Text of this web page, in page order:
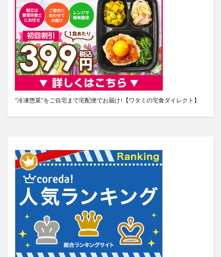
“冷凍惣菜”をご自宅まで宅配便でお届け!【ワタミの宅食ダイレクト】